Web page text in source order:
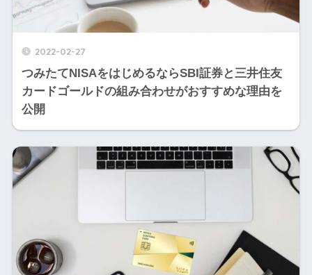
2022-02-27
つみたてNISAをはじめるならSBI証券と三井住友
カードゴールドの組み合わせがおすすめな理由を
公開